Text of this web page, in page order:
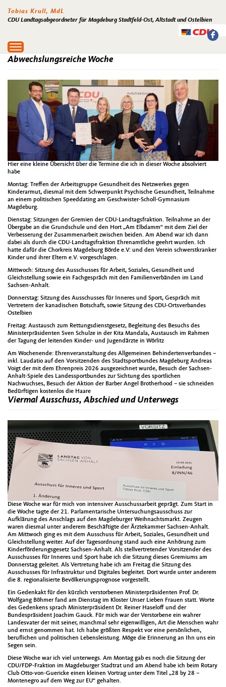
Tobias Krull, MdL
CDU Landtagsabgeordneter für Magdeburg Stadtfeld-Ost, Altstadt und Ostelbien
Toggle
navigation
Abwechslungsreiche Woche
Hier eine kleine Übersicht über die Termine die ich in dieser Woche absolviert
habe
Montag: Treffen der Arbeitsgruppe Gesundheit des Netzwerkes gegen
Kinderarmut, diesmal mit dem Schwerpunkt Psychische Gesundheit, Teilnahme
an einem politischen Speeddating am Geschwister-Scholl-Gymnasium
Magdeburg.
Dienstag: Sitzungen der Gremien der CDU-Landtagsfraktion. Teilnahme an der
Übergabe an die Grundschule und den Hort „Am Elbdamm“ mit dem Ziel der
Verbesserung der Zusammenarbeit zwischen beiden. Am Abend war ich dann
dabei als durch die CDU-Landtagsfraktion Ehrenamtliche geehrt wurden. Ich
hatte dafür die Chorkreis Magdeburg Börde e.V: und den Verein schwerstkranker
Kinder und ihrer Eltern e.V. vorgeschlagen.
Mittwoch: Sitzung des Ausschusses für Arbeit, Soziales, Gesundheit und
Gleichstellung sowie ein Fachgespräch mit den Familienverbänden im Land
Sachsen-Anhalt.
Donnerstag: Sitzung des Ausschusses für Inneres und Sport, Gespräch mit
Vertretern der kanadischen Botschaft, sowie Sitzung des CDU-Ortsverbandes
Ostelbien
Freitag: Austausch zum Rettungsdienstgesetz, Begleitung des Besuchs des
Ministerpräsidenten Sven Schulze in der Kita Mandala, Austausch im Rahmen
der Tagung der leitenden Kinder- und Jugendärzte in Wörlitz
Am Wochenende: Ehrenveranstaltung des Allgemeinen Behindertenverbandes –
inkl. Laudatio auf den Vorsitzenden des Stadtsportbundes Magdeburg Andreas
Voigt der mit dem Ehrenpreis 2026 ausgezeichnet wurde, Besuch der Sachsen-
Anhalt-Spiele des Landessportbundes zur Sichtung des sportlichen
Nachwuchses, Besuch der Aktion der Barber Angel Brotherhood – sie schneiden
Bedürftigen kostenlos die Haare
Viermal Ausschuss, Abschied und Unterwegs
Diese Woche war für mich von intensiver Ausschussarbeit geprägt. Zum Start in
die Woche tagte der 21. Parlamentarische Untersuchungsausschuss zur
Aufklärung des Anschlags auf den Magdeburger Weihnachtsmarkt. Zeugen
waren diesmal unter anderem Beschäftigte der Ärztekammer Sachsen-Anhalt.
Am Mittwoch ging es mit dem Ausschuss für Arbeit, Soziales, Gesundheit und
Gleichstellung weiter. Auf der Tagesordnung stand auch eine Anhörung zum
Kinderförderungsgesetz Sachsen-Anhalt. Als stellvertretender Vorsitzender des
Ausschusses für Inneres und Sport habe ich die Sitzung dieses Gremiums am
Donnerstag geleitet. Als Vertretung habe ich am Freitag die Sitzung des
Ausschusses für Infrastruktur und Digitales begleitet. Dort wurde unter anderem
die 8. regionalisierte Bevölkerungsprognose vorgestellt.
Ein Gedenkakt für den kürzlich verstorbenen Ministerpräsidenten Prof. Dr.
Wolfgang Böhmer fand am Dienstag im Kloster Unser Lieben Frauen statt. Worte
des Gedenkens sprach Ministerpräsident Dr. Reiner Haseloff und der
Bundespräsident Joachim Gauck. Für mich war der Verstorbene ein wahrer
Landesvater der mit seiner, manchmal sehr eigenwilligen, Art die Menschen wahr
und ernst genommen hat. Ich habe größten Respekt vor eine persönlichen,
beruflichen und politischen Lebensleistung. Möge die Erinnerung an Ihn uns ein
Segen sein.
Diese Woche war ich viel unterwegs. Am Montag gab es noch die Sitzung der
CDU/FDP-Fraktion im Magdeburger Stadtrat und am Abend habe ich beim Rotary
Club Otto-von-Guericke einen kleinen Vortrag unter dem Titel „28 by 28 –
Montenegro auf dem Weg zur EU“ gehalten.